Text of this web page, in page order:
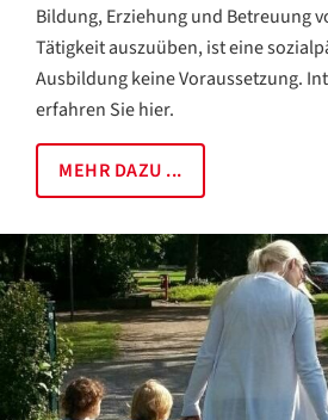
Bildung, Erziehung und Betreuung
Tätigkeit auszuüben, ist eine
Ausbildung keine Voraussetzung.
erfahren Sie hier.
MEHR DAZU ...